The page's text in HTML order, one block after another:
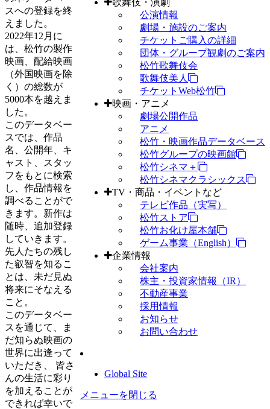
歌舞伎・演劇
公演情報
劇場・施設のご案内
チケットご購入の詳細
団体・グループ観劇のご案内
松竹歌舞伎会
歌舞伎美人
チケットWeb松竹
映画・アニメ
劇場公開作品
アニメ
松竹・映画作品データベース
松竹グループの映画館
松竹シネマ＋
松竹シネマクラシックス
TV・商品・イベントなど
テレビ作品（実写）
松竹ストア
松竹お化け屋本舗
ゲーム事業（English）
企業情報
会社案内
株主・投資家情報（IR）
不動産事業
採用情報
お知らせ
お問い合わせ
Global Site
メニューを閉じる
スへの登録を終
えました。
2022年12月に
は、松竹の製作
映画、配給映画
（外国映画を除
く）の総数が
5000本を越えま
した。
このデータベー
スでは、作品
名、公開年、キ
ャスト、スタッ
フをもとに検索
し、作品情報を
調べることがで
きます。新作は
随時、追加登録
していきます。
先人たちの残し
た叡智を知るこ
とは、未だ見ぬ
将来にそなえる
こと。
このデータベー
スを通じて、ま
だ知らぬ映画の
世界に出逢って
いただき、 皆さ
んの生活に彩り
を加えることが
できれば幸いで